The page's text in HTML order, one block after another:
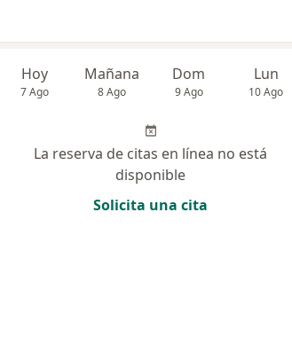
Hoy
7 Ago
Mañana
8 Ago
Dom
9 Ago
Lun
10 Ago
La reserva de citas en línea no está
disponible
Solicita una cita